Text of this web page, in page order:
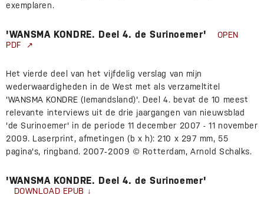
exemplaren.
'WANSMA KONDRE. Deel 4. de Surinoemer'
OPEN
PDF
Het vierde deel van het vijfdelig verslag van mijn
wederwaardigheden in de West met als verzameltitel
'WANSMA KONDRE (Iemandsland)'. Deel 4. bevat de 10 meest
relevante interviews uit de drie jaargangen van nieuwsblad
'de Surinoemer' in de periode 11 december 2007 - 11 november
2009. Laserprint, afmetingen (b x h): 210 x 297 mm, 55
pagina's, ringband. 2007‐2009 © Rotterdam, Arnold Schalks.
'WANSMA KONDRE. Deel 4. de Surinoemer'
DOWNLOAD EPUB